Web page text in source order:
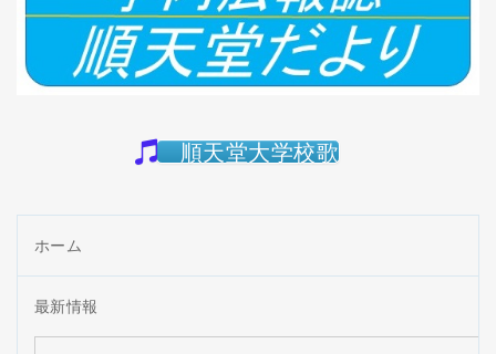
順天堂大学校歌
ホーム
最新情報